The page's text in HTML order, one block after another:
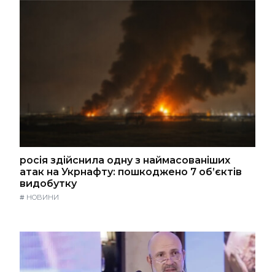
росія здійснила одну з наймасованіших
атак на Укрнафту: пошкоджено 7 об’єктів
видобутку
# НОВИНИ